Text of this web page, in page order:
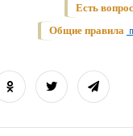
Есть
Общие правила